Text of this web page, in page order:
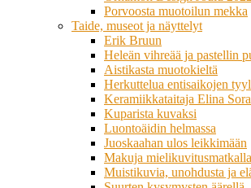
Porvoosta muotoilun mekka
Taide, museot ja näyttelyt
Erik Bruun
Heleän vihreää ja pastellin
Aistikasta muotokieltä
Herkuttelua entisaikojen
Keramiikkataitaja Elina
Kuparista kuvaksi
Luontoäidin helmassa
Juoskaahan ulos leikkimään
Makuja mielikuvitusmatkalla
Muistikuvia, unohdusta ja